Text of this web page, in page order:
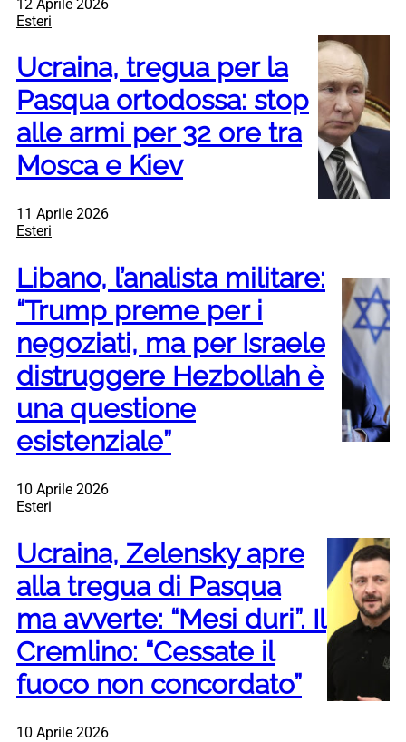
12 Aprile 2026
Esteri
Ucraina, tregua per la
Pasqua ortodossa: stop
alle armi per 32 ore tra
Mosca e Kiev
11 Aprile 2026
Esteri
Libano, l’analista militare:
“Trump preme per i
negoziati, ma per Israele
distruggere Hezbollah è
una questione
esistenziale”
10 Aprile 2026
Esteri
Ucraina, Zelensky apre
alla tregua di Pasqua
ma avverte: “Mesi duri”. Il
Cremlino: “Cessate il
fuoco non concordato”
10 Aprile 2026